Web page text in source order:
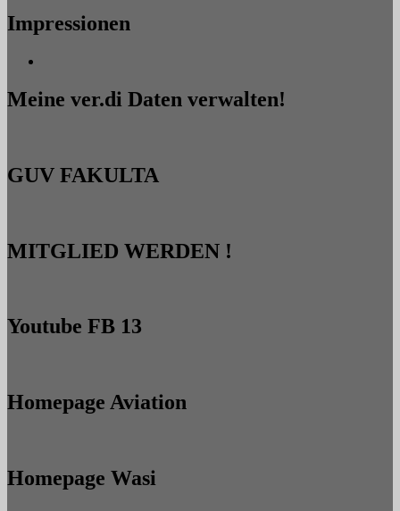
Impressionen
Meine ver.di Daten verwalten!
GUV FAKULTA
MITGLIED WERDEN !
Youtube FB 13
Homepage Aviation
Homepage Wasi